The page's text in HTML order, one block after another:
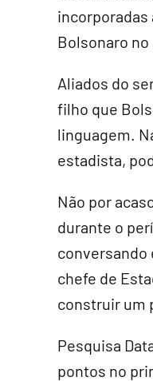
incorporadas
Bolsonaro
Aliados do
filho que
linguagem.
estadista,
Não por
durante o
conversando
chefe de
construir um
Pesquisa
pontos no